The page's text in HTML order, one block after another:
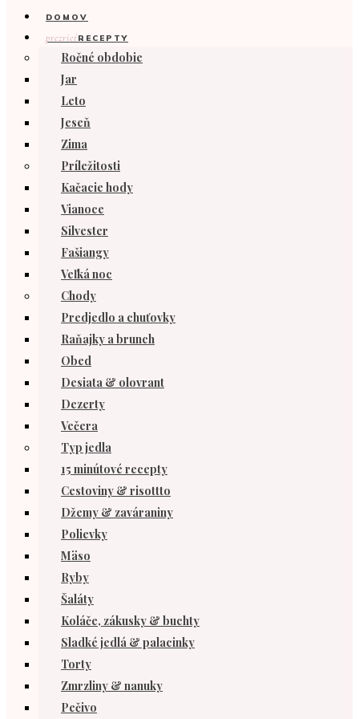
DOMOV
prezrieťRECEPTY
Ročné obdobie
Jar
Leto
Jeseň
Zima
Príležitosti
Kačacie hody
Vianoce
Silvester
Fašiangy
Veľká noc
Chody
Predjedlo a chuťovky
Raňajky a brunch
Obed
Desiata & olovrant
Dezerty
Večera
Typ jedla
15 minútové recepty
Cestoviny & risottto
Džemy & zaváraniny
Polievky
Mäso
Ryby
Šaláty
Koláče, zákusky & buchty
Sladké jedlá & palacinky
Torty
Zmrzliny & nanuky
Pečivo